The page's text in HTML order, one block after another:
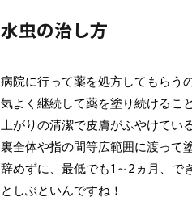
水虫の治し方
病院に行って薬を処方してもらう
気よく継続して薬を塗り続けるこ
上がりの清潔で皮膚がふやけてい
裏全体や指の間等広範囲に渡って
辞めずに、最低でも1～2ヵ月、で
としぶといんですね！